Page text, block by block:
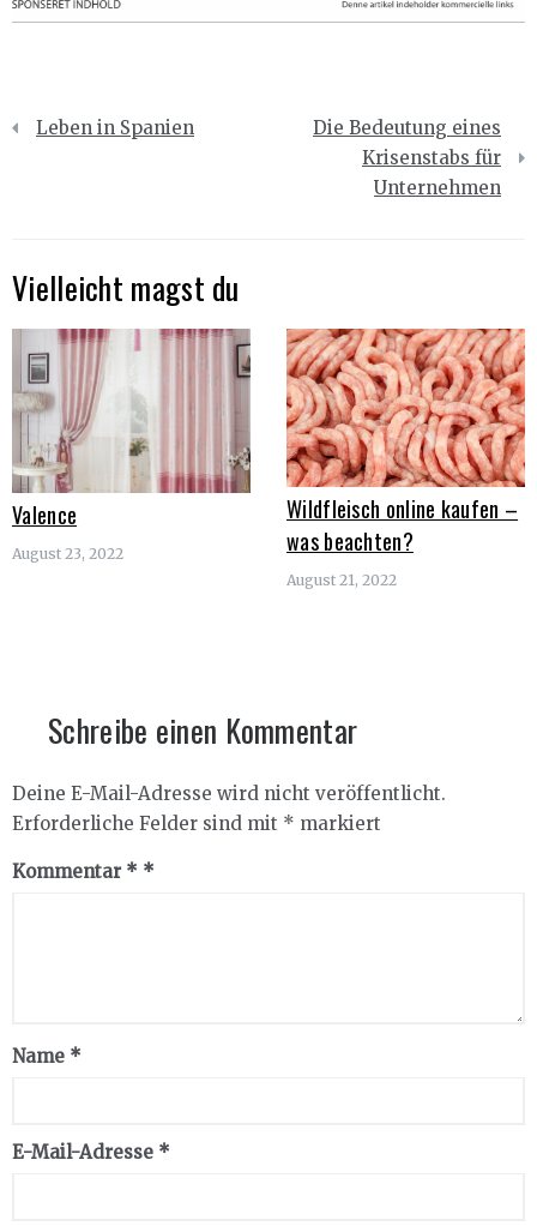
Beitragsnavigation
Leben in Spanien
Die Bedeutung eines
Krisenstabs für
Unternehmen
Vielleicht magst du
Valence
August 23, 2022
Wildfleisch online kaufen –
was beachten?
August 21, 2022
Schreibe einen Kommentar
Deine E-Mail-Adresse wird nicht veröffentlicht.
Erforderliche Felder sind mit * markiert
Kommentar *
Name *
E-Mail-Adresse *